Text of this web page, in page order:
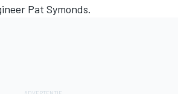
Pat Symonds.